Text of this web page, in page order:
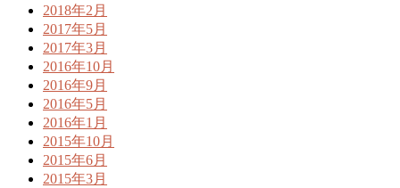
2018年2月
2017年5月
2017年3月
2016年10月
2016年9月
2016年5月
2016年1月
2015年10月
2015年6月
2015年3月